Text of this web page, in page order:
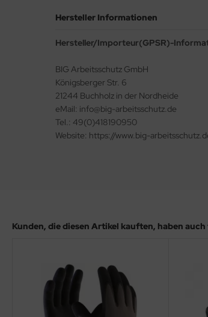
Hersteller Informationen
Hersteller/Importeur(GPSR)-
BIG Arbeitsschutz GmbH
Königsberger Str. 6
21244 Buchholz in der Nordheide
eMail: info@big-arbeitsschutz.de
Tel.: 49(0)418190950
Website: https://www.big-
Kunden, die diesen Artikel kauften, haben